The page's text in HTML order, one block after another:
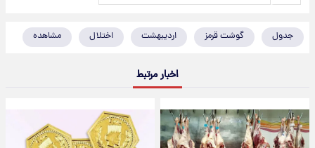
جدول گوشت قرمز اردیبهشت اختلال مشاهده
اخبار مرتبط